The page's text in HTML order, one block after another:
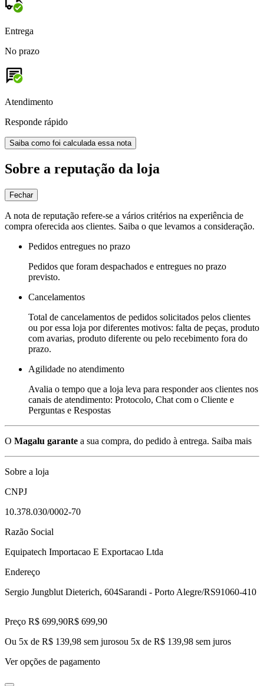
Entrega
No prazo
Atendimento
Responde rápido
Saiba como foi calculada essa nota
Sobre a reputação da loja
Fechar
A nota de reputação refere-se a vários critérios na experiência de
compra oferecida aos clientes. Saiba o que levamos a consideração.
Pedidos entregues no prazo
Pedidos que foram despachados e entregues no prazo
previsto.
Cancelamentos
Total de cancelamentos de pedidos solicitados pelos clientes
ou por essa loja por diferentes motivos: falta de peças, produto
com avarias, produto diferente ou pelo recebimento fora do
prazo.
Agilidade no atendimento
Avalia o tempo que a loja leva para responder aos clientes nos
canais de atendimento: Protocolo, Chat com o Cliente e
Perguntas e Respostas
O Magalu garante a sua compra, do pedido à entrega. Saiba mais
Sobre a loja
CNPJ
10.378.030/0002-70
Razão Social
Equipatech Importacao E Exportacao Ltda
Endereço
Sergio Jungblut Dieterich, 604Sarandi - Porto Alegre/RS91060-410
Preço R$ 699,90R$ 699,90
Ou 5x de R$ 139,98 sem jurosou 5x de R$ 139,98 sem juros
Ver opções de pagamento